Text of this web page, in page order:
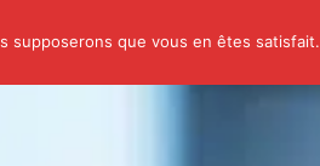
supposerons que vous en êtes satisfait.